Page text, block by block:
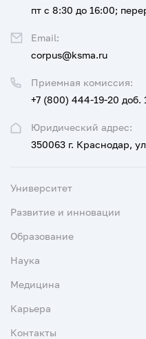
Юридический адрес:
350063 г. Краснодар,
Приемная комиссия:
+7 (800) 444-19-20 доб.
пт с 8:30 до 16:00;
Email:
corpus@ksma.ru
Университет
Развитие и инновации
Образование
Наука
Медицина
Карьера
Контакты